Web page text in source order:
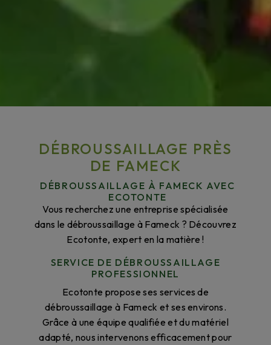
DÉBROUSSAILLAGE PRÈS
DE FAMECK
DÉBROUSSAILLAGE À FAMECK AVEC
ECOTONTE
Vous recherchez une entreprise spécialisée
dans le débroussaillage à Fameck ? Découvrez
Ecotonte, expert en la matière !
SERVICE DE DÉBROUSSAILLAGE
PROFESSIONNEL
Ecotonte propose ses services de
débroussaillage à Fameck et ses environs.
Grâce à une équipe qualifiée et du matériel
adapté, nous intervenons efficacement pour